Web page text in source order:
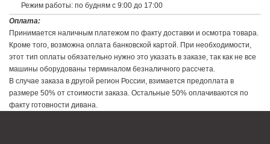
Режим работы: по будням с 9:00 до 17:00
Доставка до транспортной компании:
Доставка до транспортной компании, при наличии филиала в г.
Владимир: 400 руб
Доставка до транспортной компании, филиал в г. Москва: по тарифу
доставки в г. Москва
Стоимость дополнительных услуг:
Сборка мебели:
Прямой диван: 500 руб
Угловой диван: 500 руб
Оплата:
Принимается наличным платежом по факту доставки и осмотра товара.
Кроме того, возможна оплата банковской картой. При необходимости,
этот тип оплаты обязательно нужно это указать в заказе, так как не все
машины оборудованы терминалом безналичного рассчета.
В случае заказа в другой регион России, взимается предоплата в
размере 50% от стоимости заказа. Остальные 50% оплачиваются по
факту готовности дивана.